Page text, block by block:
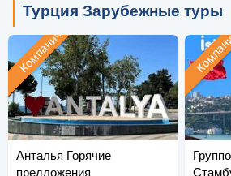
Турция Зарубежные туры
Анталья Горячие
предложения
Компания